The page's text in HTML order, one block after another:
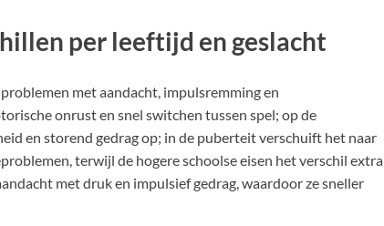
per leeftijd en geslacht
met aandacht, impulsremming en
onrust en snel switchen tussen spel; op de
en storend gedrag op; in de puberteit verschuift het naar
terwijl de hogere schoolse eisen het verschil extra
met druk en impulsief gedrag, waardoor ze sneller